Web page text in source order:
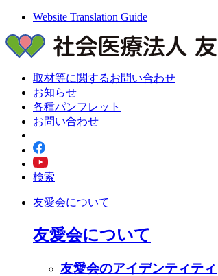
Website Translation Guide
取材等に関するお問い合わせ
お知らせ
各種パンフレット
お問い合わせ
検索
友愛会について
友愛会について
友愛会のアイデンティティ